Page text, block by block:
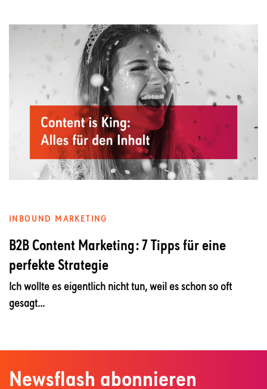
INBOUND MARKETING
B2B Content Marketing: 7 Tipps für eine
perfekte Strategie
Ich wollte es eigentlich nicht tun, weil es schon so oft
gesagt...
Newsflash abonnieren